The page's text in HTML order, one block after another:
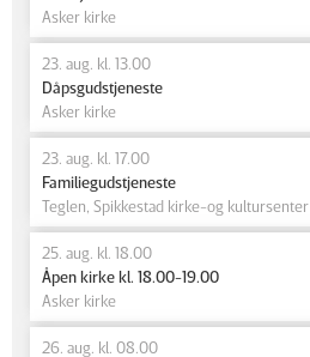
Asker kirke
23. aug. kl. 13.00
Dåpsgudstjeneste
Asker kirke
23. aug. kl. 17.00
Familiegudstjeneste
Teglen, Spikkestad kirke-og kultursenter
25. aug. kl. 18.00
Åpen kirke kl. 18.00-19.00
Asker kirke
26. aug. kl. 08.00